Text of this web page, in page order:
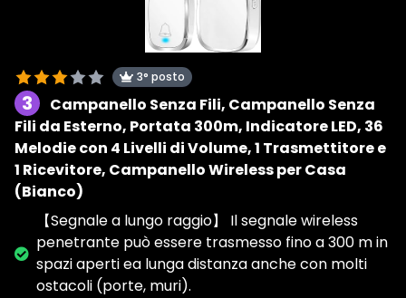
3° posto
3
Campanello Senza Fili, Campanello Senza
Fili da Esterno, Portata 300m, Indicatore LED, 36
Melodie con 4 Livelli di Volume, 1 Trasmettitore e
1 Ricevitore, Campanello Wireless per Casa
(Bianco)
【Segnale a lungo raggio】 Il segnale wireless
penetrante può essere trasmesso fino a 300 m in
spazi aperti ea lunga distanza anche con molti
ostacoli (porte, muri).